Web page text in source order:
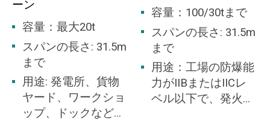
ーン
容量：最大20t
スパンの長さ: 31.5m
まで
用途: 発電所、貨物
ヤード、ワークショ
ップ、ドックなどで
容量：100/30tまで
スパンの長さ: 31.5m
まで
用途：工場の防爆能
力がIIBまたはIICレ
ベル以下で、発火温